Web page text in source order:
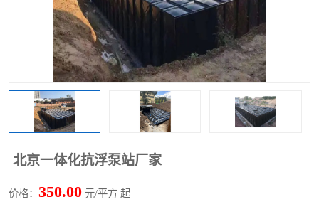
北京一体化抗浮泵站厂家
价格： 350.00 元/平方 起